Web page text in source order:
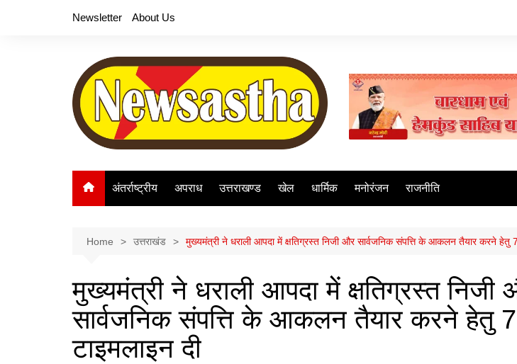
Newsletter About Us
अंतर्राष्ट्रीय अपराध उत्तराखण्ड खेल धार्मिक मनोरंजन राजनीति
Home उत्तराखंड मुख्यमंत्री ने धराली आपदा में क्षतिग्रस्त निजी और सार्वजनिक संपत्ति के आकलन तैयार करने हेतु 7
मुख्यमंत्री ने धराली आपदा में क्षतिग्रस्त निजी
सार्वजनिक संपत्ति के आकलन तैयार करने हेतु
टाइमलाइन दी